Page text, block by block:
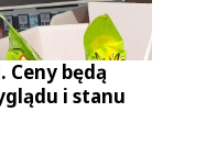
Ceny będą
i stanu